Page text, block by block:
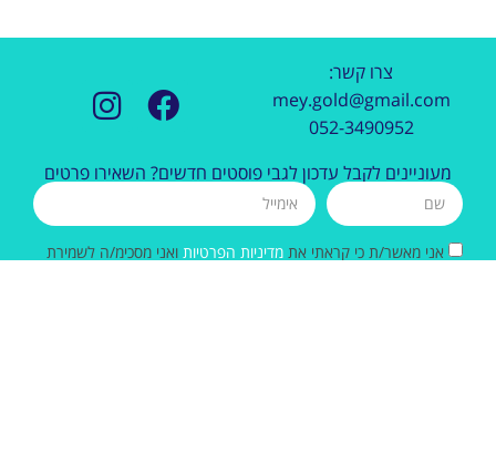
צרו קשר:
mey.gold@gmail.com
052-3490952
מעוניינים לקבל עדכון לגבי פוסטים חדשים? השאירו פרטים
אני מאשר/ת כי קראתי את מדיניות הפרטיות ואני מסכימ/ה לשמירת